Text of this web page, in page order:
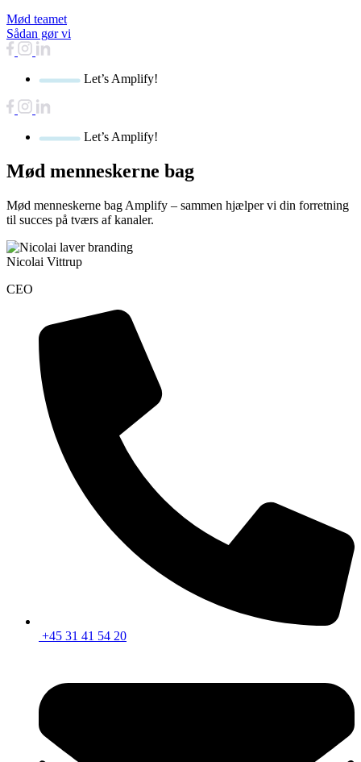
Mød teamet
Sådan gør vi
Let’s Amplify!
Let’s Amplify!
Mød menneskerne bag
Mød menneskerne bag Amplify – sammen hjælper vi din forretning
til succes på tværs af kanaler.
Nicolai Vittrup
CEO
+45 31 41 54 20